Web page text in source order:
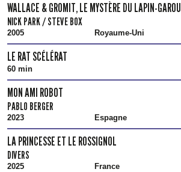
WALLACE & GROMIT, LE MYSTÈRE DU LAPIN-GAROU
NICK PARK / STEVE BOX
2005 Royaume-Uni
LE RAT SCÉLÉRAT
60 min
MON AMI ROBOT
PABLO BERGER
2023 Espagne
LA PRINCESSE ET LE ROSSIGNOL
DIVERS
2025 France